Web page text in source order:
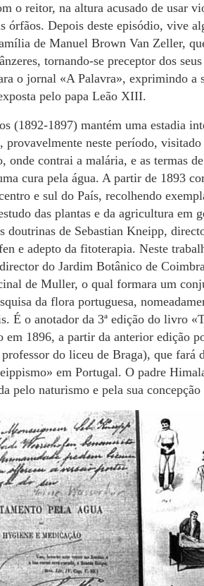
o reitor, na altura acusado de usar
órfãos. Depois deste episódio, vive
de Manuel Brown Van Zeller,
tornando-se preceptor dos
o jornal «A Palavra», exprimindo a
pelo papa Leão XIII.
(1892-1897) mantém uma estadia
provavelmente neste período,
onde contrai a malária, e as termas
cura pela água. A partir de 1893
e sul do País, recolhendo
das plantas e da agricultura em
doutrinas de Sebastian Kneipp,
e adepto da fitoterapia. Neste
do Jardim Botânico de
de Muller, o qual formara um
da flora portuguesa,
É o anotador da 3ª edição do livro
em 1896, a partir da anterior edição
do liceu de Braga), que fará
em Portugal. O padre
pelo naturismo e pela sua